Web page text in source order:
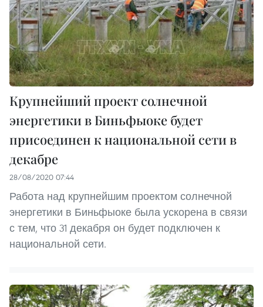
Крупнейший проект солнечной
энергетики в Биньфыоке будет
присоединен к национальной сети в
декабре
28/08/2020 07:44
Работа над крупнейшим проектом солнечной
энергетики в Биньфыоке была ускорена в связи
с тем, что 31 декабря он будет подключен к
национальной сети.